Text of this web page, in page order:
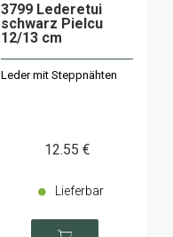
3799 Lederetui
schwarz Pielcu
12/13 cm
Leder mit Steppnähten
12.55 €
Lieferbar